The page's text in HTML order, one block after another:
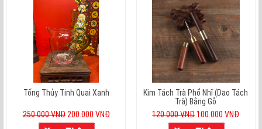
Tống Thủy Tinh Quai Xanh
250.000 VNĐ 200.000 VNĐ
Kim Tách Trà Phổ Nhĩ (Dao Tách
Trà) Bằng Gỗ
120.000 VNĐ100.000 VNĐ